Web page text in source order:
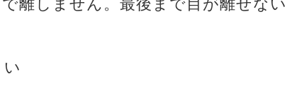
離しません。最後まで目が離せない